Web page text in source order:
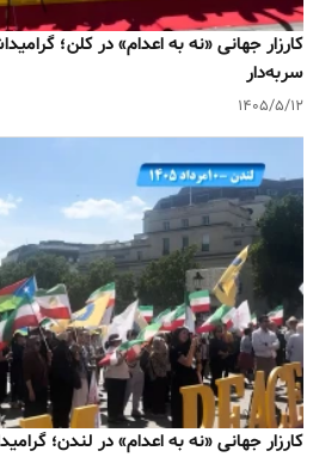
کارزار جهانی «نه به اعدام» در کلن؛
سربه‌دار
۱۴۰۵/۵/۱۲
کارزار جهانی «نه به اعدام» در لندن؛